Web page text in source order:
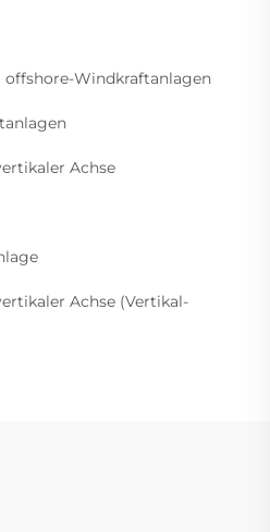
offshore-Windkraftanlagen
Achse
Achse (Vertikal-